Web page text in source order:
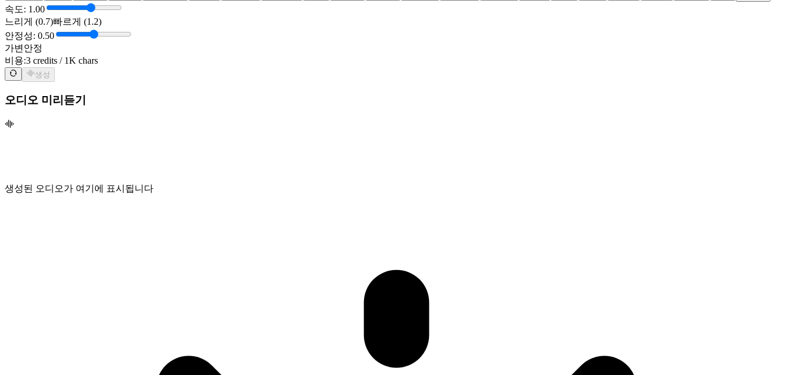
속도: 1.00
느리게 (0.7)빠르게 (1.2)
안정성: 0.50
가변안정
비용:3 credits / 1K chars
생성
오디오 미리듣기
생성된 오디오가 여기에 표시됩니다